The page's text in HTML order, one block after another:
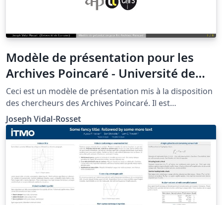
Modèle de présentation pour les
Archives Poincaré - Université de
Lorraine à Nancy
Ceci est un modèle de présentation mis à la disposition
des chercheurs des Archives Poincaré. Il est
évidemment à adapter.
Joseph Vidal-Rosset